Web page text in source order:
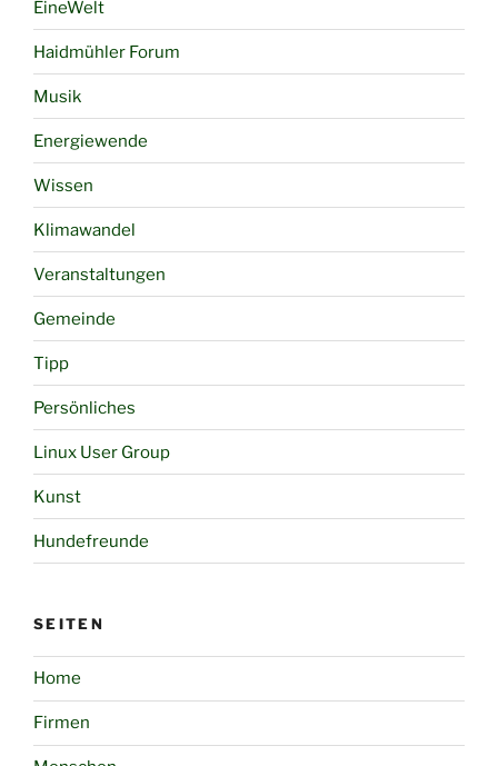
EineWelt
Haidmühler Forum
Musik
Energiewende
Wissen
Klimawandel
Veranstaltungen
Gemeinde
Tipp
Persönliches
Linux User Group
Kunst
Hundefreunde
SEITEN
Home
Firmen